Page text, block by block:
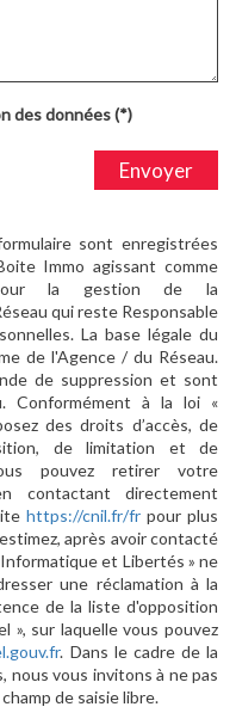
des données (*)
Envoyer
sont enregistrées
Immo agissant comme
la gestion de la
qui reste Responsable
La base légale du
de l'Agence / du Réseau.
de suppression et sont
Conformément à la loi «
des droits d’accès, de
de limitation et de
pouvez retirer votre
contactant directement
https://cnil.fr/fr pour plus
après avoir contacté
et Libertés » ne
une réclamation à la
de la liste d'opposition
», sur laquelle vous pouvez
. Dans le cadre de la
nous vous invitons à ne pas
de saisie libre.